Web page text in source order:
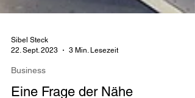
22. Sept. 2023
3 Min. Lesezeit